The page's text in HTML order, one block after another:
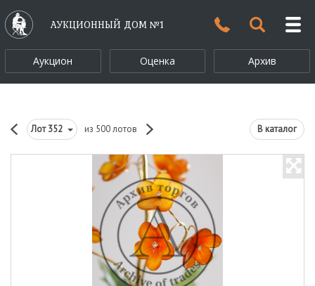
АУКЦИОННЫЙ ДОМ №1
Аукцион Оценка Архив
Лот352 из 500 лотов В каталог